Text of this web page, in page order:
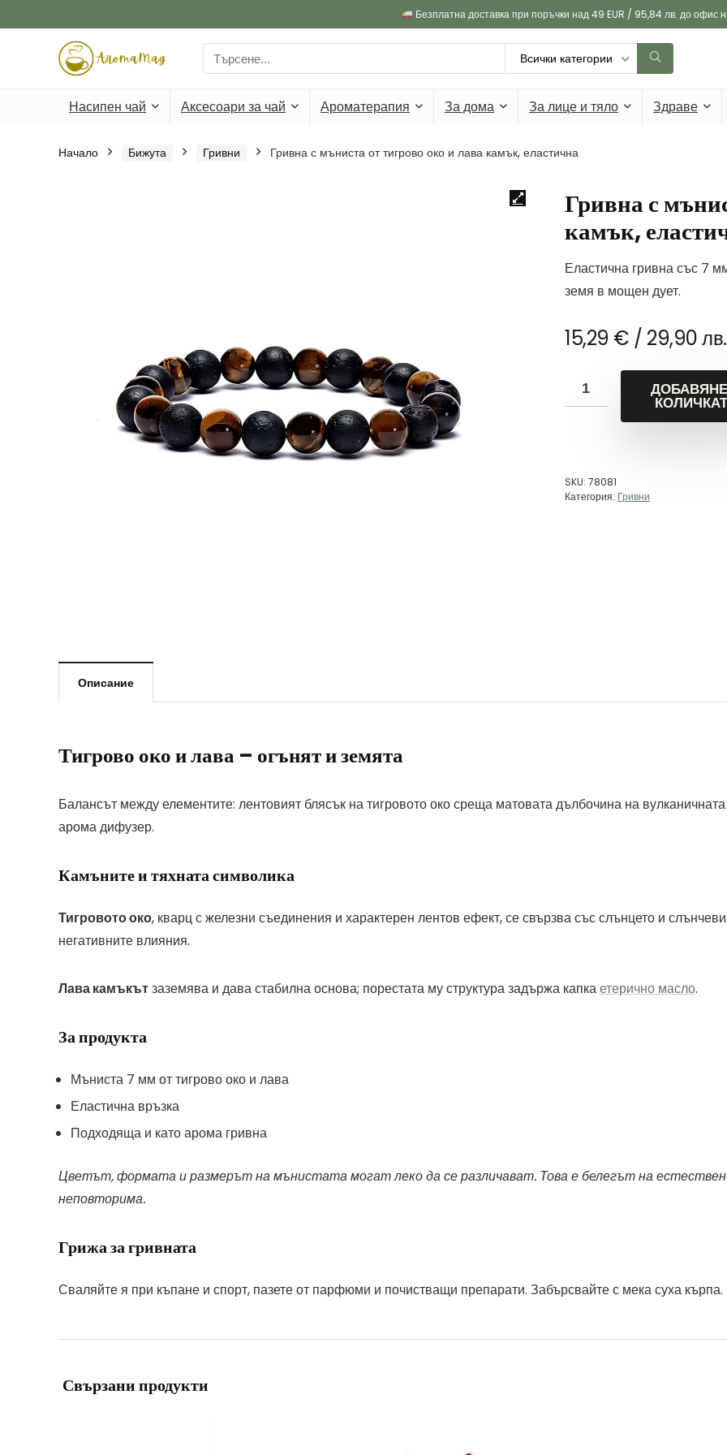
Безплатна доставка при поръчки над 49 EUR / 95,84 лв. до офис
Search
for:
Всички категории
Насипен чай Аксесоари за чай Ароматерапия За дома За лице и тяло Здраве
Начало Бижута Гривни Гривна с мъниста от тигрово око и лава камък, еластична
Гривна с
камък,
Еластична гривна със 7
земя в мощен дует.
15,29 € / 29,90 лв.
SKU: 78081
Категория: Гривни
Описание
Тигрово око и лава – огънят и земята
Балансът между елементите: лентовият блясък на тигровото око среща матовата дълбочина на
арома дифузер.
Камъните и тяхната символика
Тигровото око, кварц с железни съединения и характерен лентов ефект, се свързва със слънцето и
негативните влияния.
Лава камъкътзаземява и дава стабилна основа; порестата му структура задържа капкаетерично масло.
За продукта
Мъниста 7 мм от тигрово око и лава
Еластична връзка
Подходяща и като арома гривна
Цветът, формата и размерът на мънистата могат леко да се различават. Това е белегът на
неповторима.
Грижа за гривната
Сваляйте я при къпане и спорт, пазете от парфюми и почистващи препарати. Забърсвайте с мека суха кърпа.
Свързани продукти